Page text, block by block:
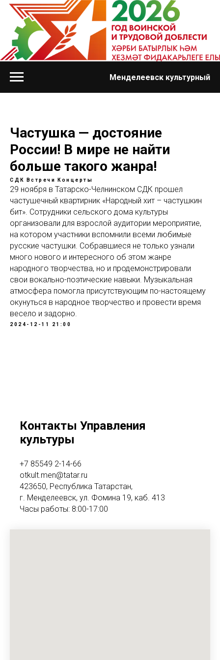
Менделеевск культурный
Частушка — достояние
России! В мире не найти
больше такого жанра!
СДК Встречи Концерты
29 ноября в Татарско-Челнинском СДК прошел
частушечный квартирник «Народный хит – частушкин
бит». Сотрудники сельского дома культуры
организовали для взрослой аудитории мероприятие,
на котором участники вспомнили всеми любимые
русские частушки. Собравшиеся не только узнали
много нового и интересного об этом жанре
народного творчества, но и продемонстрировали
свои вокально-поэтические навыки. Музыкальная
атмосфера помогла присутствующим по-настоящему
окунуться в народное творчество и провести время
весело и задорно.
2024-12-11 21:00
Контакты Управления
культуры
+7 85549 2-14-66
otkult.men@tatar.ru
423650, Республика Татарстан,
г. Менделеевск, ул. Фомина 19, каб. 413
Часы работы: 8:00-17:00